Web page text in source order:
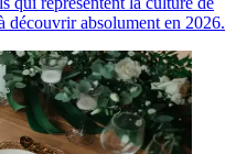
absolument en 2026.